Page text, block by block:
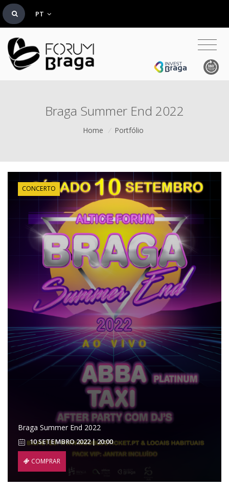
PT
Braga Summer End 2022
Home / Portfólio
CONCERTO
Braga Summer End 2022
10 SETEMBRO 2022 | 20:00
COMPRAR